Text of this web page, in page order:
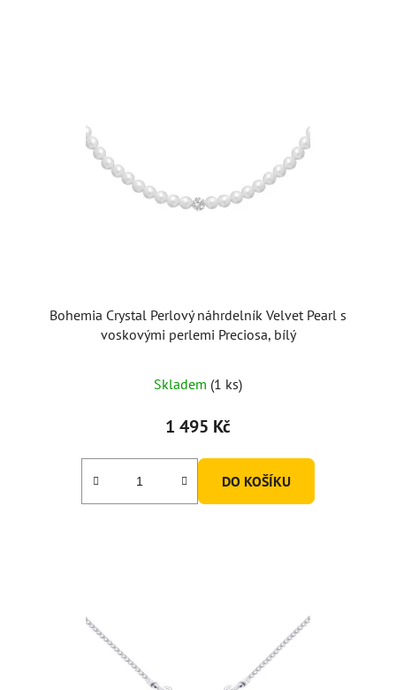
Bohemia Crystal Perlový náhrdelník Velvet Pearl s
voskovými perlemi Preciosa, bílý
Skladem (1 ks)
1 495 Kč
DO KOŠÍKU